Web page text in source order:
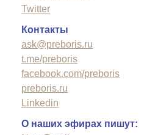
Twitter
Контакты
ask@preboris.ru
t.me/preboris
facebook.com/preboris
preboris.ru
Linkedin
О наших эфирах пишут: